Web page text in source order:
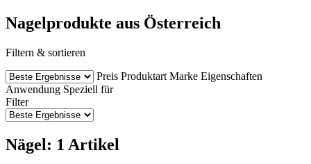
Nagelprodukte aus Österreich
Filtern & sortieren
Preis Produktart Marke Eigenschaften
Anwendung Speziell für
Filter
Nägel: 1 Artikel